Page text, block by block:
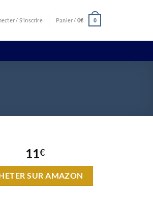
/ S’inscrire Panier / 0€ 0
11€
SUR AMAZON